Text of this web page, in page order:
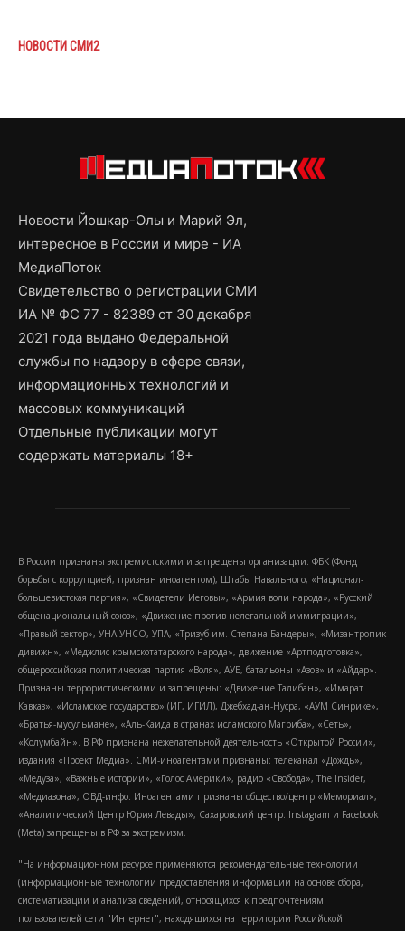
НОВОСТИ СМИ2
Новости Йошкар-Олы и Марий Эл,
интересное в России и мире - ИА
МедиаПоток
Свидетельство о регистрации СМИ
ИА № ФС 77 - 82389 от 30 декабря
2021 года выдано Федеральной
службы по надзору в сфере связи,
информационных технологий и
массовых коммуникаций
Отдельные публикации могут
содержать материалы 18+
В России признаны экстремистскими и запрещены организации: ФБК (Фонд
борьбы с коррупцией, признан иноагентом), Штабы Навального, «Национал-
большевистская партия», «Свидетели Иеговы», «Армия воли народа», «Русский
общенациональный союз», «Движение против нелегальной иммиграции»,
«Правый сектор», УНА-УНСО, УПА, «Тризуб им. Степана Бандеры», «Мизантропик
дивижн», «Меджлис крымскотатарского народа», движение «Артподготовка»,
общероссийская политическая партия «Воля», АУЕ, батальоны «Азов» и «Айдар».
Признаны террористическими и запрещены: «Движение Талибан», «Имарат
Кавказ», «Исламское государство» (ИГ, ИГИЛ), Джебхад-ан-Нусра, «АУМ Синрике»,
«Братья-мусульмане», «Аль-Каида в странах исламского Магриба», «Сеть»,
«Колумбайн». В РФ признана нежелательной деятельность «Открытой России»,
издания «Проект Медиа». СМИ-иноагентами признаны: телеканал «Дождь»,
«Медуза», «Важные истории», «Голос Америки», радио «Свобода», The Insider,
«Медиазона», ОВД-инфо. Иноагентами признаны общество/центр «Мемориал»,
«Аналитический Центр Юрия Левады», Сахаровский центр. Instagram и Facebook
(Metа) запрещены в РФ за экстремизм.
"На информационном ресурсе применяются рекомендательные технологии
(информационные технологии предоставления информации на основе сбора,
систематизации и анализа сведений, относящихся к предпочтениям
пользователей сети "Интернет", находящихся на территории Российской